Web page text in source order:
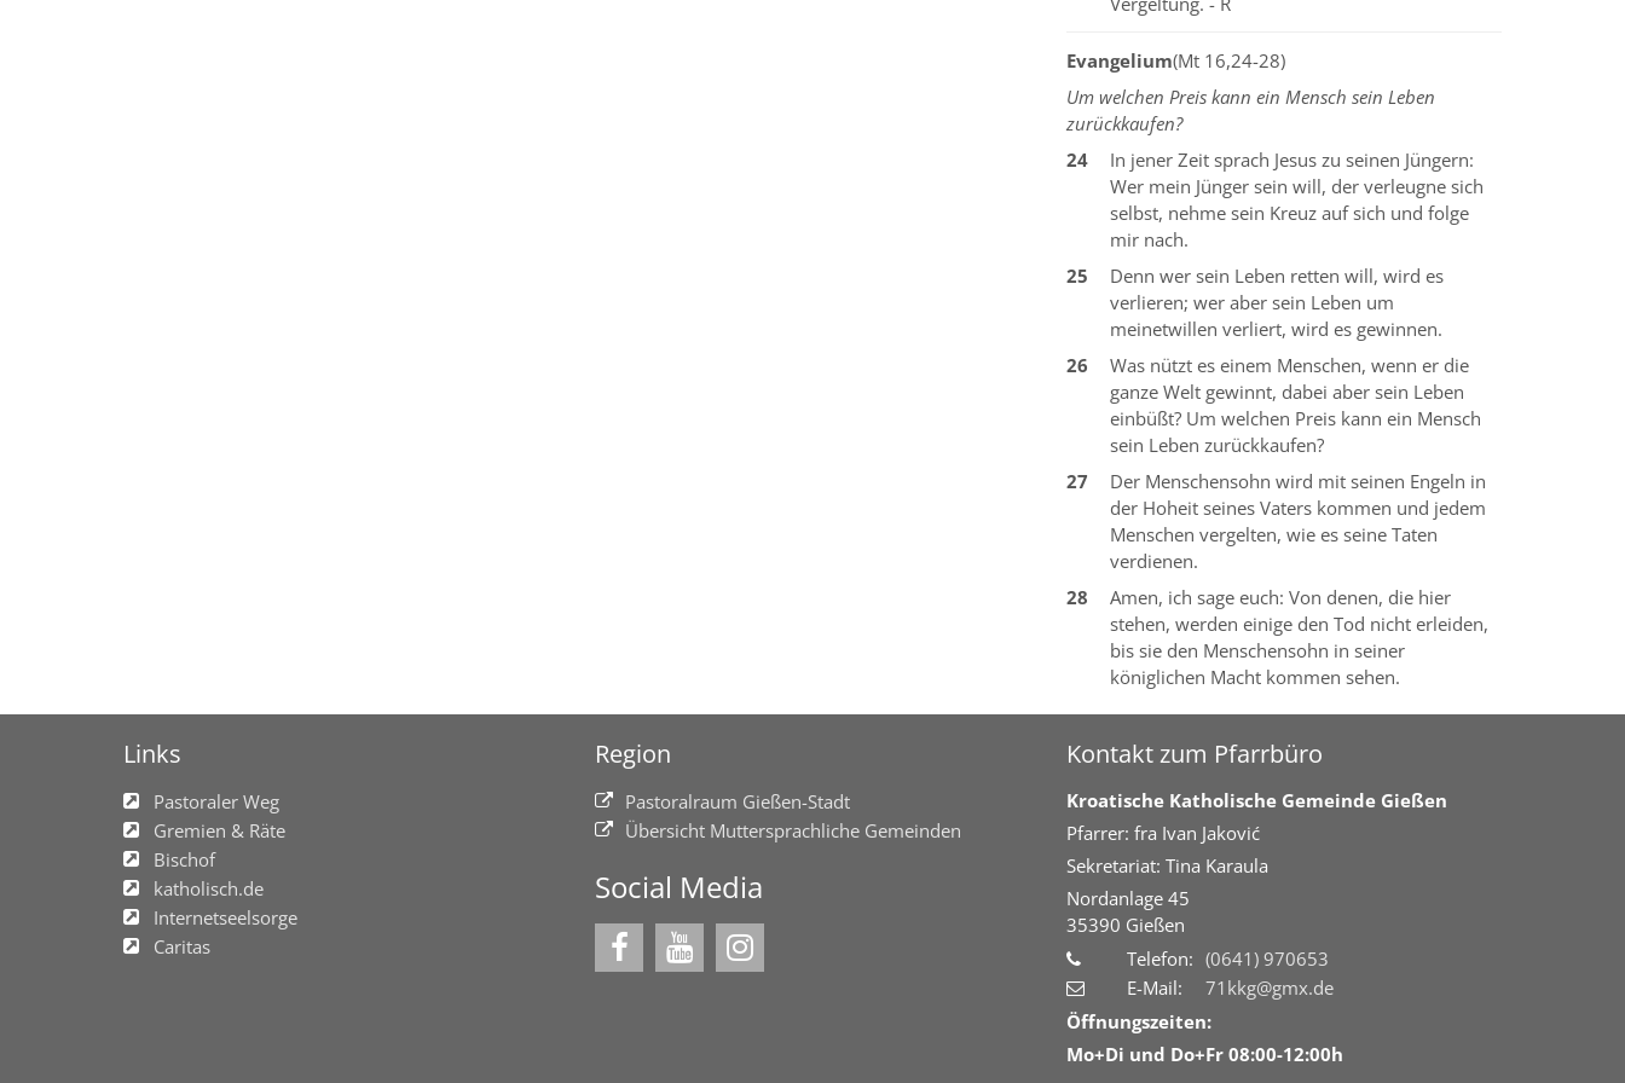
Evangelium(Mt 16,24-28)
Um welchen Preis kann ein Mensch sein Leben
zurückkaufen?
24
In jener Zeit sprach Jesus zu seinen Jüngern:
Wer mein Jünger sein will, der verleugne sich
selbst, nehme sein Kreuz auf sich und folge
mir nach.
25
Denn wer sein Leben retten will, wird es
verlieren; wer aber sein Leben um
meinetwillen verliert, wird es gewinnen.
26
Was nützt es einem Menschen, wenn er die
ganze Welt gewinnt, dabei aber sein Leben
einbüßt? Um welchen Preis kann ein Mensch
sein Leben zurückkaufen?
27
Der Menschensohn wird mit seinen Engeln in
der Hoheit seines Vaters kommen und jedem
Menschen vergelten, wie es seine Taten
verdienen.
28
Amen, ich sage euch: Von denen, die hier
stehen, werden einige den Tod nicht erleiden,
bis sie den Menschensohn in seiner
königlichen Macht kommen sehen.
Links
Pastoraler Weg
Gremien & Räte
Bischof
katholisch.de
Internetseelsorge
Caritas
Region
Pastoralraum Gießen-Stadt
Übersicht Muttersprachliche Gemeinden
Social Media
Kontakt zum Pfarrbüro
Kroatische Katholische Gemeinde Gießen
Pfarrer: fra Ivan Jaković
Sekretariat: Tina Karaula
Nordanlage 45
35390 Gießen
Telefon: (0641) 970653
E-Mail:
71kkg@gmx.de
Öffnungszeiten:
Mo+Di und Do+Fr 08:00-12:00h